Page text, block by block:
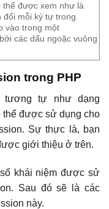
thể được xem như là
đổi mỗi ký tự trong
vào trong một
các dấu ngoặc vuông
trong PHP
tương tự như dạng
thể được sử dụng cho
Sự thực là, bạn
giới thiệu ở trên.
khái niệm được sử
Sau đó sẽ là các
này.